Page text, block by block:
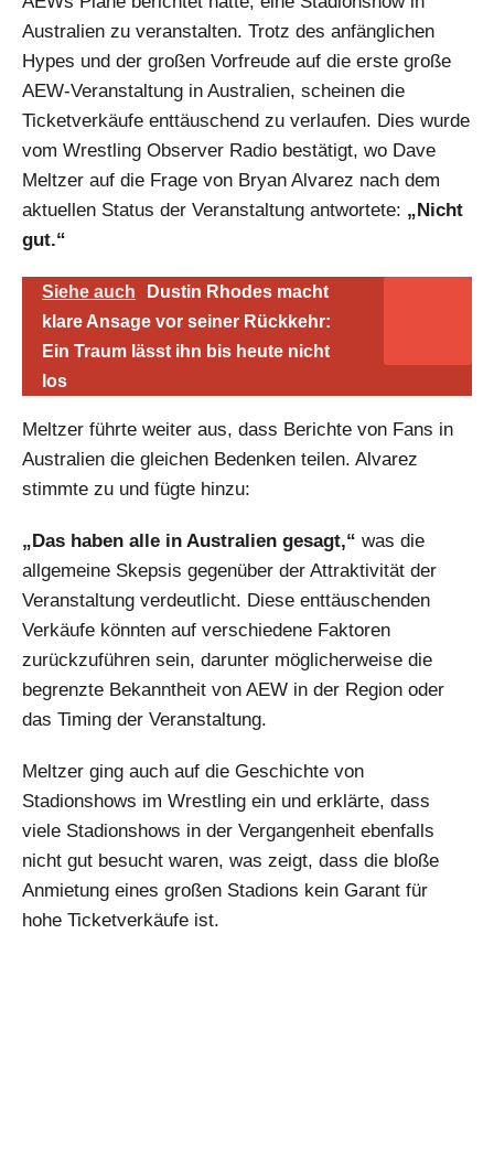
Australien zu veranstalten. Trotz des anfänglichen
Hypes und der großen Vorfreude auf die erste große
AEW-Veranstaltung in Australien, scheinen die
Ticketverkäufe enttäuschend zu verlaufen. Dies wurde
vom Wrestling Observer Radio bestätigt, wo Dave
Meltzer auf die Frage von Bryan Alvarez nach dem
aktuellen Status der Veranstaltung antwortete: „Nicht
gut.“
Siehe auch
Dustin Rhodes macht
klare Ansage vor seiner Rückkehr:
Ein Traum lässt ihn bis heute nicht
los
Meltzer führte weiter aus, dass Berichte von Fans in
Australien die gleichen Bedenken teilen. Alvarez
stimmte zu und fügte hinzu:
„Das haben alle in Australien gesagt,“ was die
allgemeine Skepsis gegenüber der Attraktivität der
Veranstaltung verdeutlicht. Diese enttäuschenden
Verkäufe könnten auf verschiedene Faktoren
zurückzuführen sein, darunter möglicherweise die
begrenzte Bekanntheit von AEW in der Region oder
das Timing der Veranstaltung.
Meltzer ging auch auf die Geschichte von
Stadionshows im Wrestling ein und erklärte, dass
viele Stadionshows in der Vergangenheit ebenfalls
nicht gut besucht waren, was zeigt, dass die bloße
Anmietung eines großen Stadions kein Garant für
hohe Ticketverkäufe ist.